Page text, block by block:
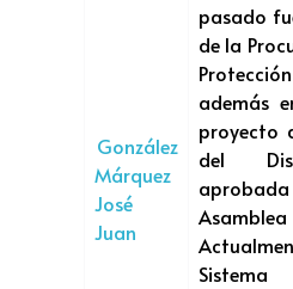
González
Márquez
José
Juan
pasado
de la
además
proyecto
del